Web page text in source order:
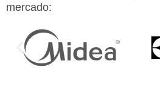
mercado: